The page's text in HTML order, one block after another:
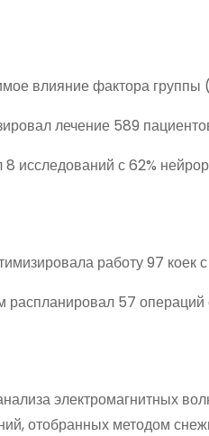
влияние фактора
лечение 589
исследований с 62%
работу 97 коек
57 операций с
электромагнитных
отобранных методом